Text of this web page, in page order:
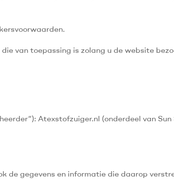
van toepassing is zolang u de website
Atexstofzuiger.nl (onderdeel van
gegevens en informatie die daarop